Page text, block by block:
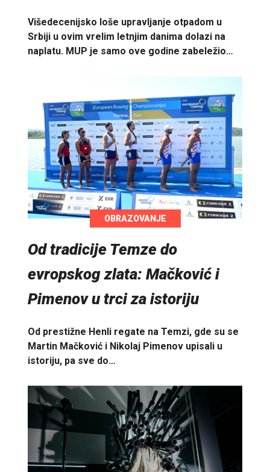
Višedecenijsko loše upravljanje otpadom u
Srbiji u ovim vrelim letnjim danima dolazi na
naplatu. MUP je samo ove godine zabeležio…
OBRAZOVANJE
Od tradicije Temze do
evropskog zlata: Mačković i
Pimenov u trci za istoriju
Od prestižne Henli regate na Temzi, gde su se
Martin Mačković i Nikolaj Pimenov upisali u
istoriju, pa sve do…